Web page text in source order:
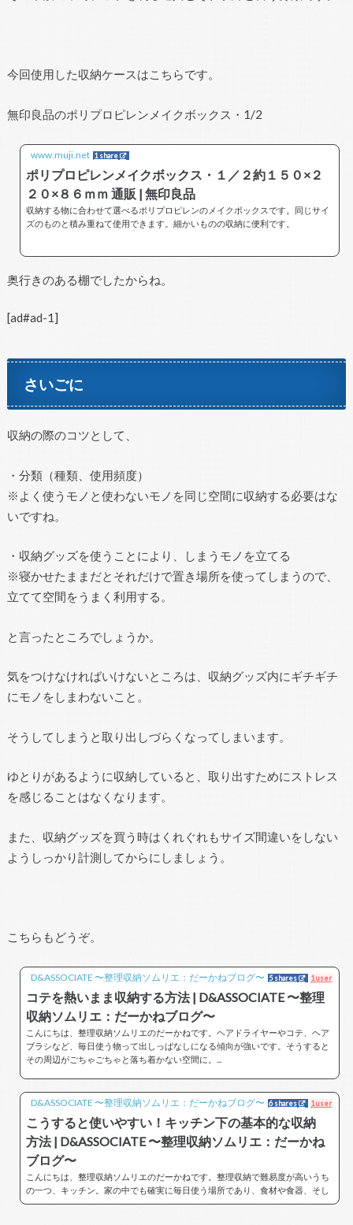
今回使用した収納ケースはこちらです。
無印良品のポリプロピレンメイクボックス・1/2
www.muji.net 1 share
ポリプロピレンメイクボックス・１／２約１５０×２
２０×８６ｍｍ 通販 | 無印良品
収納する物に合わせて選べるポリプロピレンのメイクボックスです。同じサイ
ズのものと積み重ねて使用できます。細かいものの収納に便利です。
奥行きのある棚でしたからね。
[ad#ad-1]
さいごに
収納の際のコツとして、
・分類（種類、使用頻度）
※よく使うモノと使わないモノを同じ空間に収納する必要はな
いですね。
・収納グッズを使うことにより、しまうモノを立てる
※寝かせたままだとそれだけで置き場所を使ってしまうので、
立てて空間をうまく利用する。
と言ったところでしょうか。
気をつけなければいけないところは、収納グッズ内にギチギチ
にモノをしまわないこと。
そうしてしまうと取り出しづらくなってしまいます。
ゆとりがあるように収納していると、取り出すためにストレス
を感じることはなくなります。
また、収納グッズを買う時はくれぐれもサイズ間違いをしない
ようしっかり計測してからにしましょう。
こちらもどうぞ。
D&ASSOCIATE 〜整理収納ソムリエ：だーかねブログ〜 5 shares 1 user
コテを熱いまま収納する方法 | D&ASSOCIATE 〜整理
収納ソムリエ：だーかねブログ〜
こんにちは、整理収納ソムリエのだーかねです。ヘアドライヤーやコテ、ヘア
ブラシなど、毎日使う物って出しっぱなしになる傾向が強いです。そうすると
その周辺がごちゃごちゃと落ち着かない空間に。...
D&ASSOCIATE 〜整理収納ソムリエ：だーかねブログ〜 6 shares 1 user
こうすると使いやすい！キッチン下の基本的な収納
方法 | D&ASSOCIATE 〜整理収納ソムリエ：だーかね
ブログ〜
こんにちは、整理収納ソムリエのだーかねです。整理収納で難易度が高いうち
の一つ、キッチン。家の中でも確実に毎日使う場所であり、食材や食器、そし
て調理器具など出入りが激しい場所でもあります...